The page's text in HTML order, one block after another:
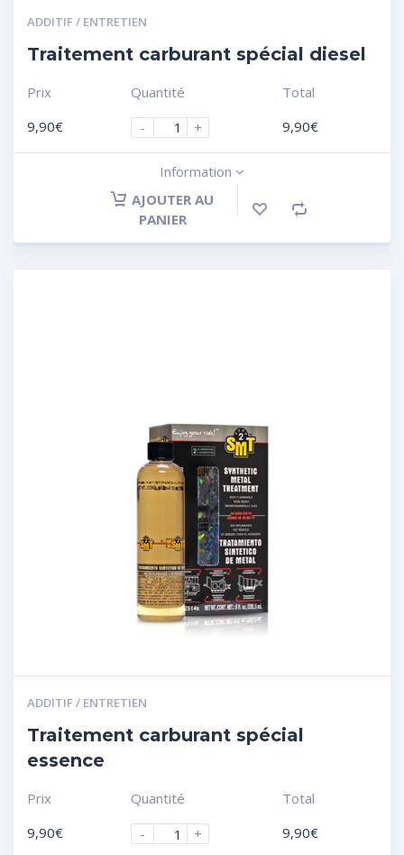
ADDITIF / ENTRETIEN
Traitement carburant spécial diesel
Prix
9,90€
Quantité
-
+
Total
9,90€
Information
AJOUTER AU
PANIER
ADDITIF / ENTRETIEN
Traitement carburant spécial
essence
Prix
9,90€
Quantité
-
+
Total
9,90€